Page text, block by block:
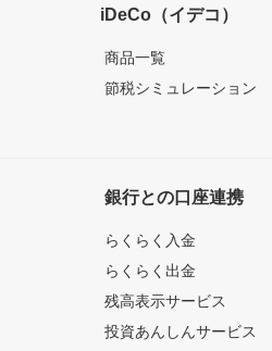
iDeCo（イデコ）
商品一覧
節税シミュレーション
銀行との口座連携
らくらく入金
らくらく出金
残高表示サービス
投資あんしんサービス